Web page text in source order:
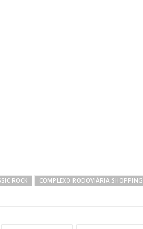
ROCK COMPLEXO RODOVIÁRIA SHOPPING